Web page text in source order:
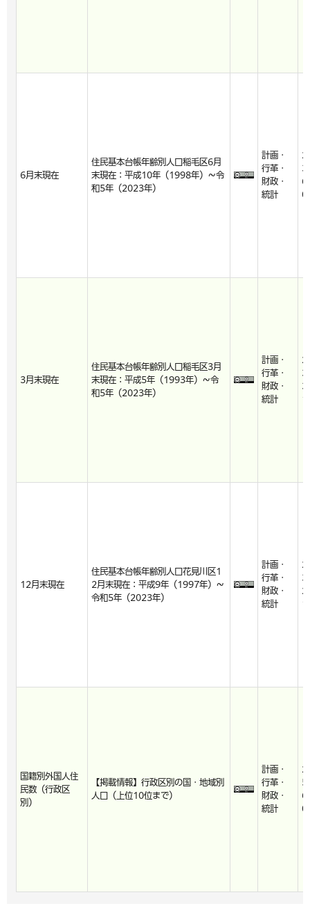
6月末現在
住民基本台帳年齢別人口稲毛区6月
末現在：平成10年（1998年）～令
和5年（2023年）
計画・
行革・
財政・
統計
0
3月末現在
住民基本台帳年齢別人口稲毛区3月
末現在：平成5年（1993年）～令
和5年（2023年）
計画・
行革・
財政・
統計
1
12月末現在
住民基本台帳年齢別人口花見川区1
2月末現在：平成9年（1997年）～
令和5年（2023年）
計画・
行革・
財政・
統計
1
国籍別外国人住
民数（行政区
別）
【掲載情報】行政区別の国・地域別
人口（上位10位まで）
計画・
行革・
財政・
統計
0